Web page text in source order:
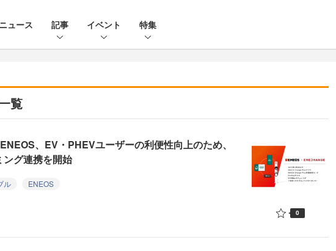
ニュース 記事 イベント 特集
覧
、EV・PHEVユーザーの利便性向上のため、
グ連携を開始
ル
ENEOS
0